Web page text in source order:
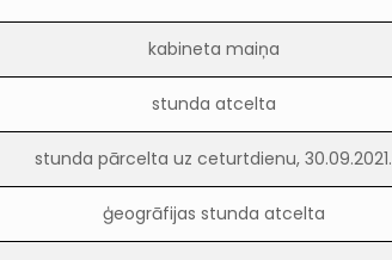
kabineta maiņa
stunda atcelta
stunda pārcelta uz ceturtdienu, 30.09.2021.
ģeogrāfijas stunda atcelta